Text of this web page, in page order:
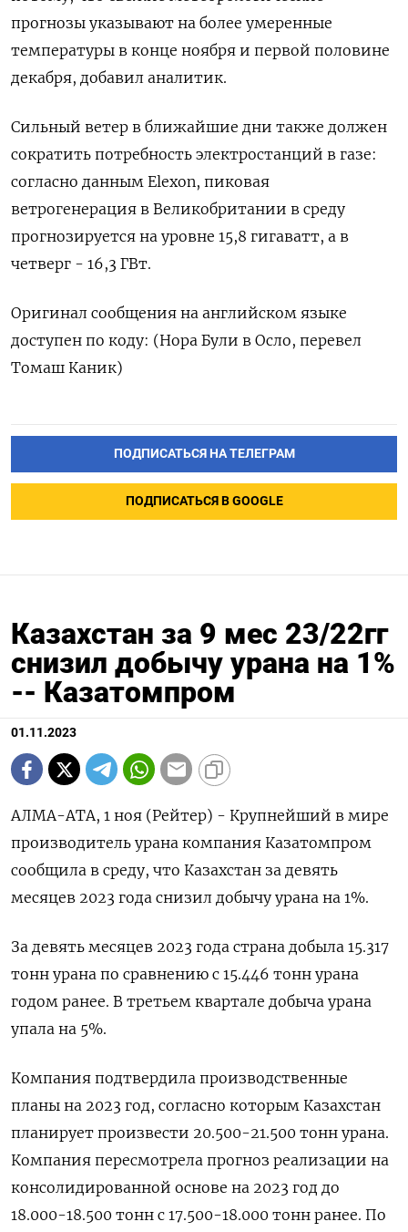
прогнозы указывают на более умеренные
температуры в конце ноября и первой половине
декабря, добавил аналитик.
Сильный ветер в ближайшие дни также должен
сократить потребность электростанций в газе:
согласно данным Elexon, пиковая
ветрогенерация в Великобритании в среду
прогнозируется на уровне 15,8 гигаватт, а в
четверг - 16,3 ГВт.
Оригинал сообщения на английском языке
доступен по коду: (Нора Були в Осло, перевел
Томаш Каник)
ПОДПИСАТЬСЯ НА ТЕЛЕГРАМ
ПОДПИСАТЬСЯ В GOOGLE
Казахстан за 9 мес 23/22гг
снизил добычу урана на 1%
-- Казатомпром
01.11.2023
АЛМА-АТА, 1 ноя (Рейтер) - Крупнейший в мире
производитель урана компания Казатомпром
сообщила в среду, что Казахстан за девять
месяцев 2023 года снизил добычу урана на 1%.
За девять месяцев 2023 года страна добыла 15.317
тонн урана по сравнению с 15.446 тонн урана
годом ранее. В третьем квартале добыча урана
упала на 5%.
Компания подтвердила производственные
планы на 2023 год, согласно которым Казахстан
планирует произвести 20.500-21.500 тонн урана.
Компания пересмотрела прогноз реализации на
консолидированной основе на 2023 год до
18.000-18.500 тонн с 17.500-18.000 тонн ранее. По